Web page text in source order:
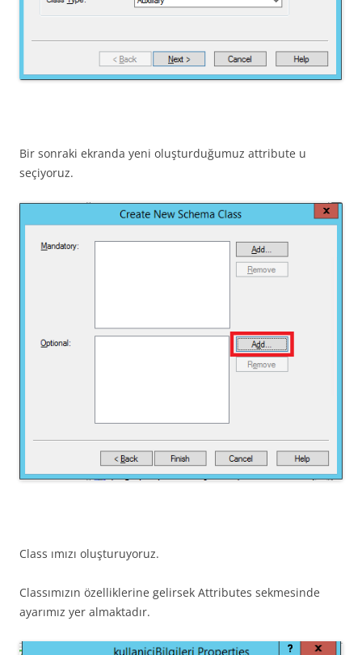
Bir sonraki ekranda yeni oluşturduğumuz attribute u
seçiyoruz.
Class ımızı oluşturuyoruz.
Classımızın özelliklerine gelirsek Attributes sekmesinde
ayarımız yer almaktadır.